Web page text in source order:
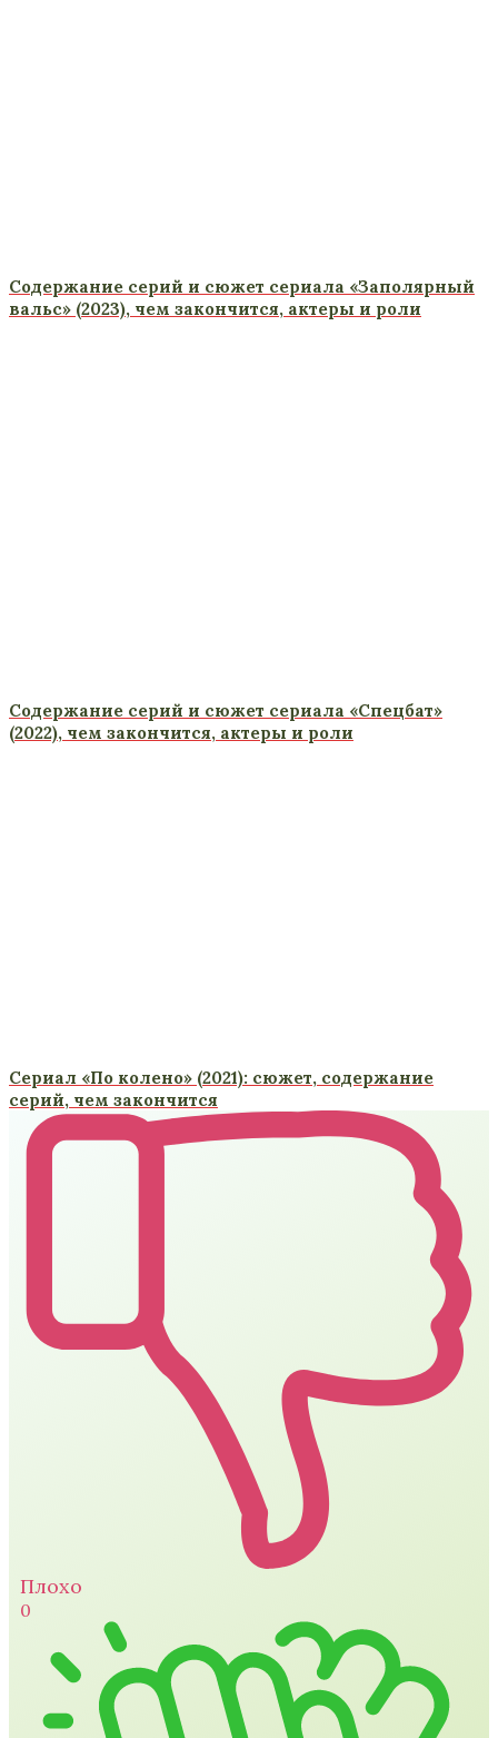
Содержание серий и сюжет сериала «Заполярный
вальс» (2023), чем закончится, актеры и роли
Содержание серий и сюжет сериала «Спецбат»
(2022), чем закончится, актеры и роли
Сериал «По колено» (2021): сюжет, содержание
серий, чем закончится
Плохо
0